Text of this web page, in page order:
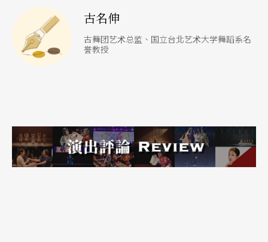
要精神所在之一。
你可以想像，身为表演者的我可真忙，一边记台
古名伸
古舞团艺术总监、国立台北艺术大学舞蹈系名
誉教授